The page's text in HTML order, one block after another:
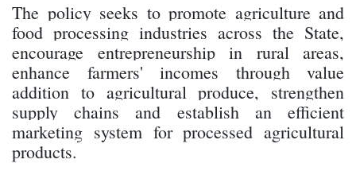
The policy seeks to promote agriculture and
food processing industries across the State,
encourage entrepreneurship in rural areas,
enhance farmers' incomes through value
addition to agricultural produce, strengthen
supply chains and establish an efficient
marketing system for processed agricultural
products.